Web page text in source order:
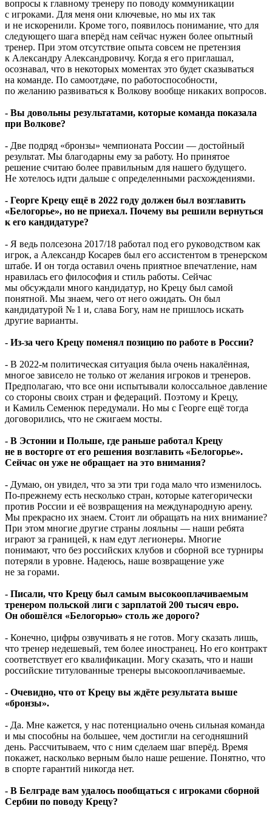
вопросы к главному тренеру по поводу коммуникации
с игроками. Для меня они ключевые, но мы их так
и не искоренили. Кроме того, появилось понимание, что для
следующего шага вперёд нам сейчас нужен более опытный
тренер. При этом отсутствие опыта совсем не претензия
к Александру Александровичу. Когда я его приглашал,
осознавал, что в некоторых моментах это будет сказываться
на команде. По самоотдаче, по работоспособности,
по желанию развиваться к Волкову вообще никаких вопросов.
- Вы довольны результатами, которые команда показала
при Волкове?
- Две подряд «бронзы» чемпионата России — достойный
результат. Мы благодарны ему за работу. Но принятое
решение считаю более правильным для нашего будущего.
Не хотелось идти дальше с определенными расхождениями.
- Георге Крецу ещё в 2022 году должен был возглавить
«Белогорье», но не приехал. Почему вы решили вернуться
к его кандидатуре?
- Я ведь полсезона 2017/18 работал под его руководством как
игрок, а Александр Косарев был его ассистентом в тренерском
штабе. И он тогда оставил очень приятное впечатление, нам
нравилась его философия и стиль работы. Сейчас
мы обсуждали много кандидатур, но Крецу был самой
понятной. Мы знаем, чего от него ожидать. Он был
кандидатурой № 1 и, слава Богу, нам не пришлось искать
другие варианты.
- Из-за чего Крецу поменял позицию по работе в России?
- В 2022-м политическая ситуация была очень накалённая,
многое зависело не только от желания игроков и тренеров.
Предполагаю, что все они испытывали колоссальное давление
со стороны своих стран и федераций. Поэтому и Крецу,
и Камиль Семенюк передумали. Но мы с Георге ещё тогда
договорились, что не сжигаем мосты.
- В Эстонии и Польше, где раньше работал Крецу
не в восторге от его решения возглавить «Белогорье».
Сейчас он уже не обращает на это внимания?
- Думаю, он увидел, что за эти три года мало что изменилось.
По-прежнему есть несколько стран, которые категорически
против России и её возвращения на международную арену.
Мы прекрасно их знаем. Стоит ли обращать на них внимание?
При этом многие другие страны лояльны — наши ребята
играют за границей, к нам едут легионеры. Многие
понимают, что без российских клубов и сборной все турниры
потеряли в уровне. Надеюсь, наше возвращение уже
не за горами.
- Писали, что Крецу был самым высокооплачиваемым
тренером польской лиги с зарплатой 200 тысяч евро.
Он обошёлся «Белогорью» столь же дорого?
- Конечно, цифры озвучивать я не готов. Могу сказать лишь,
что тренер недешевый, тем более иностранец. Но его контракт
соответствует его квалификации. Могу сказать, что и наши
российские титулованные тренеры высокооплачиваемые.
- Очевидно, что от Крецу вы ждёте результата выше
«бронзы».
- Да. Мне кажется, у нас потенциально очень сильная команда
и мы способны на большее, чем достигли на сегодняшний
день. Рассчитываем, что с ним сделаем шаг вперёд. Время
покажет, насколько верным было наше решение. Понятно, что
в спорте гарантий никогда нет.
- В Белграде вам удалось пообщаться с игроками сборной
Сербии по поводу Крецу?